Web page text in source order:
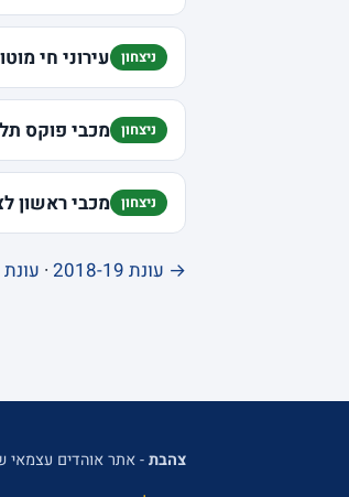
ניצחון עירוני חי
ניצחון מכבי פוקס
ניצחון מכבי ראשון
→ עונת 2018-19 · עונת 2020-21 ←
צהבת- אתר אוהדים עצמאי